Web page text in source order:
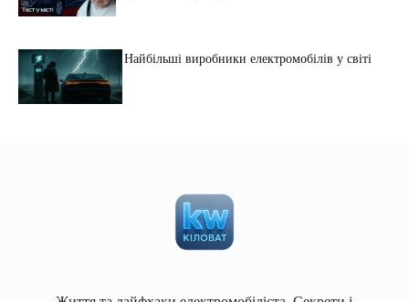
Найбільші виробники електромобілів у світі